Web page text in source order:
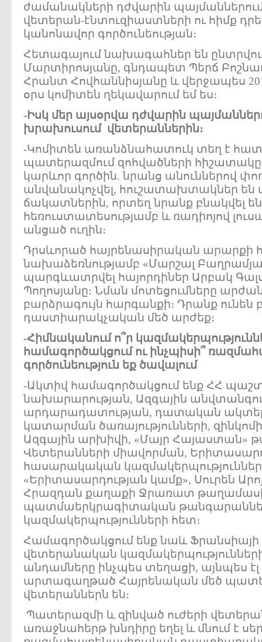
ժամանակների դժվարին պայմաններում
վետերան-էնտուզիաստների ու հիմք
կանոնավոր գործունեության։
Հետագայում նախագահներ են
Մարտիրոսյանը, գնդապետ Պերճ
Հրանտ Հովհաննիսյանը և վերջապես
օրս կոմիտեն ղեկավարում եմ ես։
-Իսկ մեր այսօրվա դժվարին
խրախուսում վետերաններին։
-Կոմիտեն առանձնահատուկ տեղ է
պատերազմում զոհվածների հիշատակը
կարևոր գործին. նրանց անուններով
անվանակոչվել, հուշատախտակներ են
ճակատներին, որտեղ նրանք բնակվել
հեռուստատեսությամբ և ռադիոյով
անցած ուղին։
Դրսևորած հայրենասիրական արարքի
նախաձեռնությամբ «Մարշալ
պարգևատրվել հայորդիներ Արբակ
Պողոսյանը։ Նման մոտեցումները
բարձրագույն հարգանքի։ Դրանք
դաստիարակչական մեծ արժեք։
-Հիմնականում ո՞ր
համագործակցում ու ինչպիսի՞
գործունեություն եք ծավալում
-Ակտիվ համագործակցում ենք ՀՀ
նախարարության, Ազգային
արդարադատության, դատական
կատարման ծառայությունների,
Ազգային արխիվի, «Մայր Հայաստան»
Վետերանների միավորման,
հասարակական
«Երիտասարդության կամք», Սուրեն
Հրազդան քաղաքի Ջրառատ
պատմաերկրագիտական
կազմակերպությունների հետ։
Համագործակցում ենք նաև
վետերանական
անդամները ինչպես տեղացի, այնպես
արտագաղթած Հայրենական մեծ
վետերաններն են։
Պատերազմի և զինված ուժերի
առաջնահերթ խնդիրը եղել և մնում է